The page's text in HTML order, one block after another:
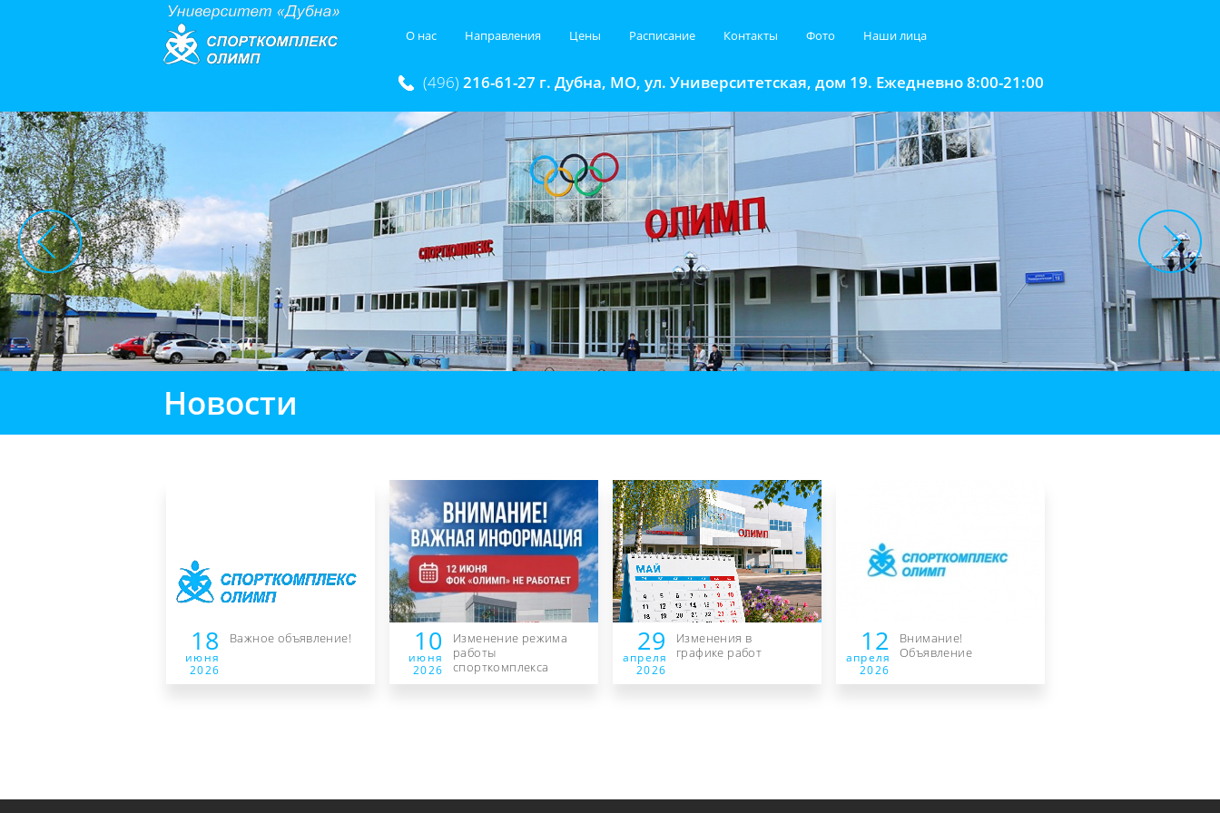
О нас Направления Цены Расписание Контакты Фото Наши лица
(496) 216-61-27 г. Дубна, МО, ул. Университетская, дом 19. Ежедневно 8:00-21:00
Новости
18
июня
2026
Важное объявление! 10
июня
2026
Изменение режима
работы
спорткомплекса
29
апреля
2026
Изменения в
графике работ
12
апреля
2026
Внимание!
Объявление